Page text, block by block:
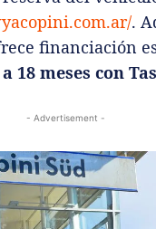
.
financiación
18 meses con
- Advertisement -